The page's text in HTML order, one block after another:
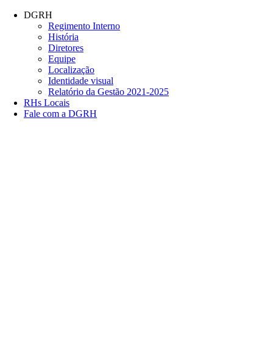
Conteúdo principal
DGRH
Regimento Interno
História
Diretores
Equipe
Localização
Identidade visual
Relatório da Gestão 2021-2025
RHs Locais
Fale com a DGRH